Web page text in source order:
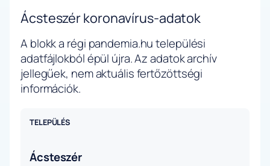
Ácsteszér koronavírus-adatok
A blokk a régi pandemia.hu települési
adatfájlokból épül újra. Az adatok archív
jellegűek, nem aktuális fertőzöttségi
információk.
TELEPÜLÉS
Ácsteszér